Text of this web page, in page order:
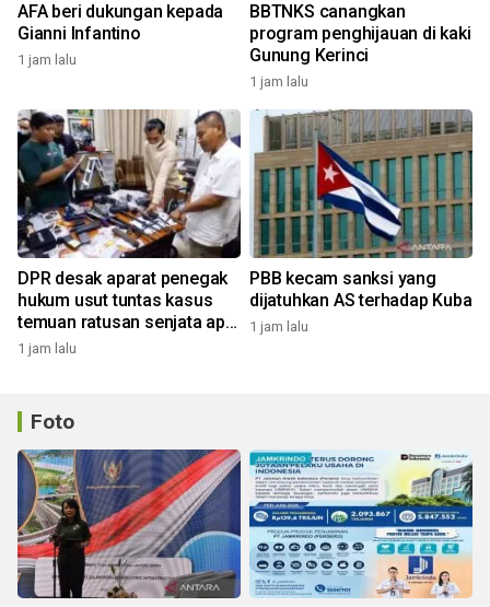
AFA beri dukungan kepada
Gianni Infantino
1 jam lalu
BBTNKS canangkan
program penghijauan di kaki
Gunung Kerinci
1 jam lalu
DPR desak aparat penegak
hukum usut tuntas kasus
temuan ratusan senjata api
di sekolah
1 jam lalu
PBB kecam sanksi yang
dijatuhkan AS terhadap Kuba
1 jam lalu
Foto